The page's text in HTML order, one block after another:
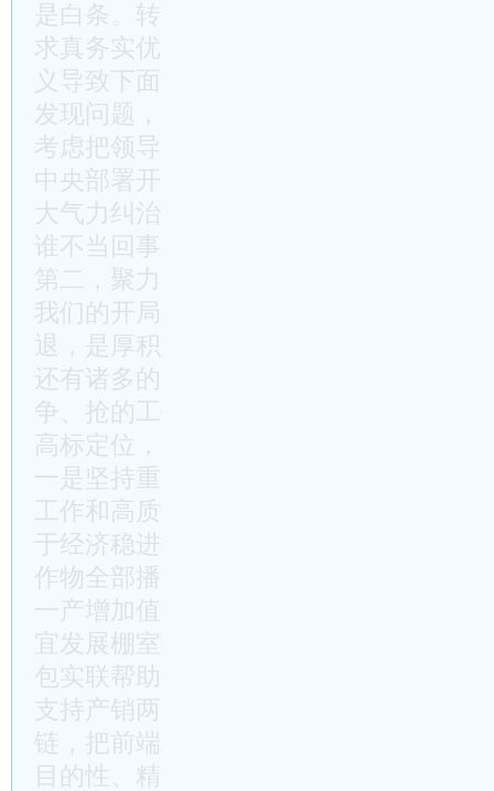
是白条。转变作风重在抓落实，锤炼扎
求真务实优良作风，一定不能虚化泛化
义导致下面的形式主义，上级不为基层
发现问题，类似的情况，要坚决纠治和
考虑把领导觉得好看，把领导推到特殊
中央部署开展深化拓展整治形式主义为
大气力纠治群众身边不正之风和腐败问
谁不当回事，谁就是在往枪口上撞。
第二，聚力全方位提质创优，切实拧成
我们的开局有利，经济增长占上第一，
退，是厚积薄发还是“昙花一现”，二季
还有诸多的问题和困难摆在那里，容不
争、抢的工作状态，严、细、实的
高标定位，勇创一流。
一是坚持重点突破、整体推进。始终聚
工作和高质量发展这一首要任务，各级
于经济稳进提质运行。要全力以赴抢农
作物全部播在丰产期。粮食增产的幅度
一产增加值要在林、牧、渔、果、蔬、
宜发展棚室经济、设施农业。稳工业增
包实联帮助企业解决现实问题，加力培
支持产销两旺企业加大生产。开展招商
链，把前端工作做扎实，带着项目策划
目的性、精准性。校友招商的沟通成本